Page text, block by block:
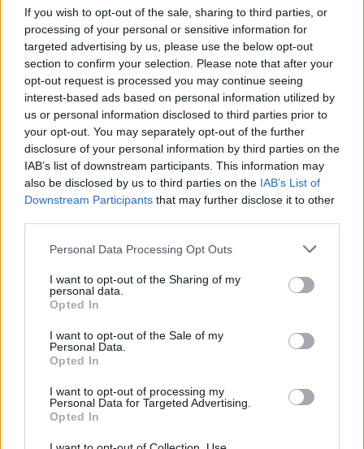
If you wish to opt-out of the sale, sharing to third parties, or
processing of your personal or sensitive information for
targeted advertising by us, please use the below opt-out
section to confirm your selection. Please note that after your
opt-out request is processed you may continue seeing
interest-based ads based on personal information utilized by
us or personal information disclosed to third parties prior to
your opt-out. You may separately opt-out of the further
disclosure of your personal information by third parties on the
IAB’s list of downstream participants. This information may
also be disclosed by us to third parties on the IAB’s List of
Downstream Participants that may further disclose it to other
Please note that this website/app uses one or more Google
not limited to your visit or usage behaviour. You may click to
grant or deny consent to Google and its third-party tags to
use your data for below specified purposes in below Google
consent section.
Personal Data Processing Opt Outs
I want to opt-out of the Sharing of my
personal data.
Opted In
I want to opt-out of the Sale of my
Personal Data.
Opted In
I want to opt-out of processing my
Personal Data for Targeted Advertising.
Opted In
Προκειμένου να εξυπηρετήσει το αφήγημά της,
ηθελημένα παραποιεί την αλήθεια όσον αφορά την
Μουσουλμανική Μειονότητα στην Θράκη.
Ο νέος νόμος, ο οποίος συντάχθηκε μετά από
μακρά διαβούλευση με εκπροσώπους της
Μειονότητας, δημιουργεί ένα σύγχρονο και
ολοκληρωμένο θεσμικό πλαίσιο για τις Μουφτείες
και τους Μουφτήδες στην Θράκη, πλήρως συμβατό
υποχρεώσεις της χώρας, όπως ορίζονται από τη
Συνθήκη της Λωζάννης, την Ευρωπαϊκή Σύμβαση
Δικαιωμάτων του Ανθρώπου, τη νομολογία του
Ανθρώπου, καθώς και τις αρχές και τα νενομισμένα
του Ισλάμ.
Βασικά συστατικά του νέου νόμου αποτελούν η